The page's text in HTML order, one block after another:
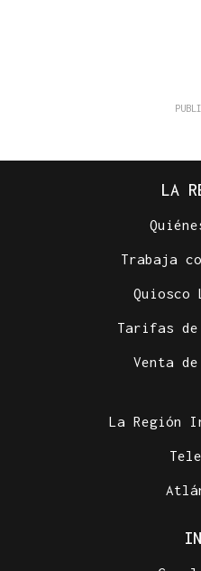
LA
Trabaja
Quiosco
Tarifas
Venta de
La Región